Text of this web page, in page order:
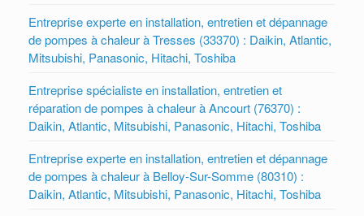
Entreprise experte en installation, entretien et dépannage
de pompes à chaleur à Tresses (33370) : Daikin, Atlantic,
Mitsubishi, Panasonic, Hitachi, Toshiba
Entreprise spécialiste en installation, entretien et
réparation de pompes à chaleur à Ancourt (76370) :
Daikin, Atlantic, Mitsubishi, Panasonic, Hitachi, Toshiba
Entreprise experte en installation, entretien et dépannage
de pompes à chaleur à Belloy-Sur-Somme (80310) :
Daikin, Atlantic, Mitsubishi, Panasonic, Hitachi, Toshiba